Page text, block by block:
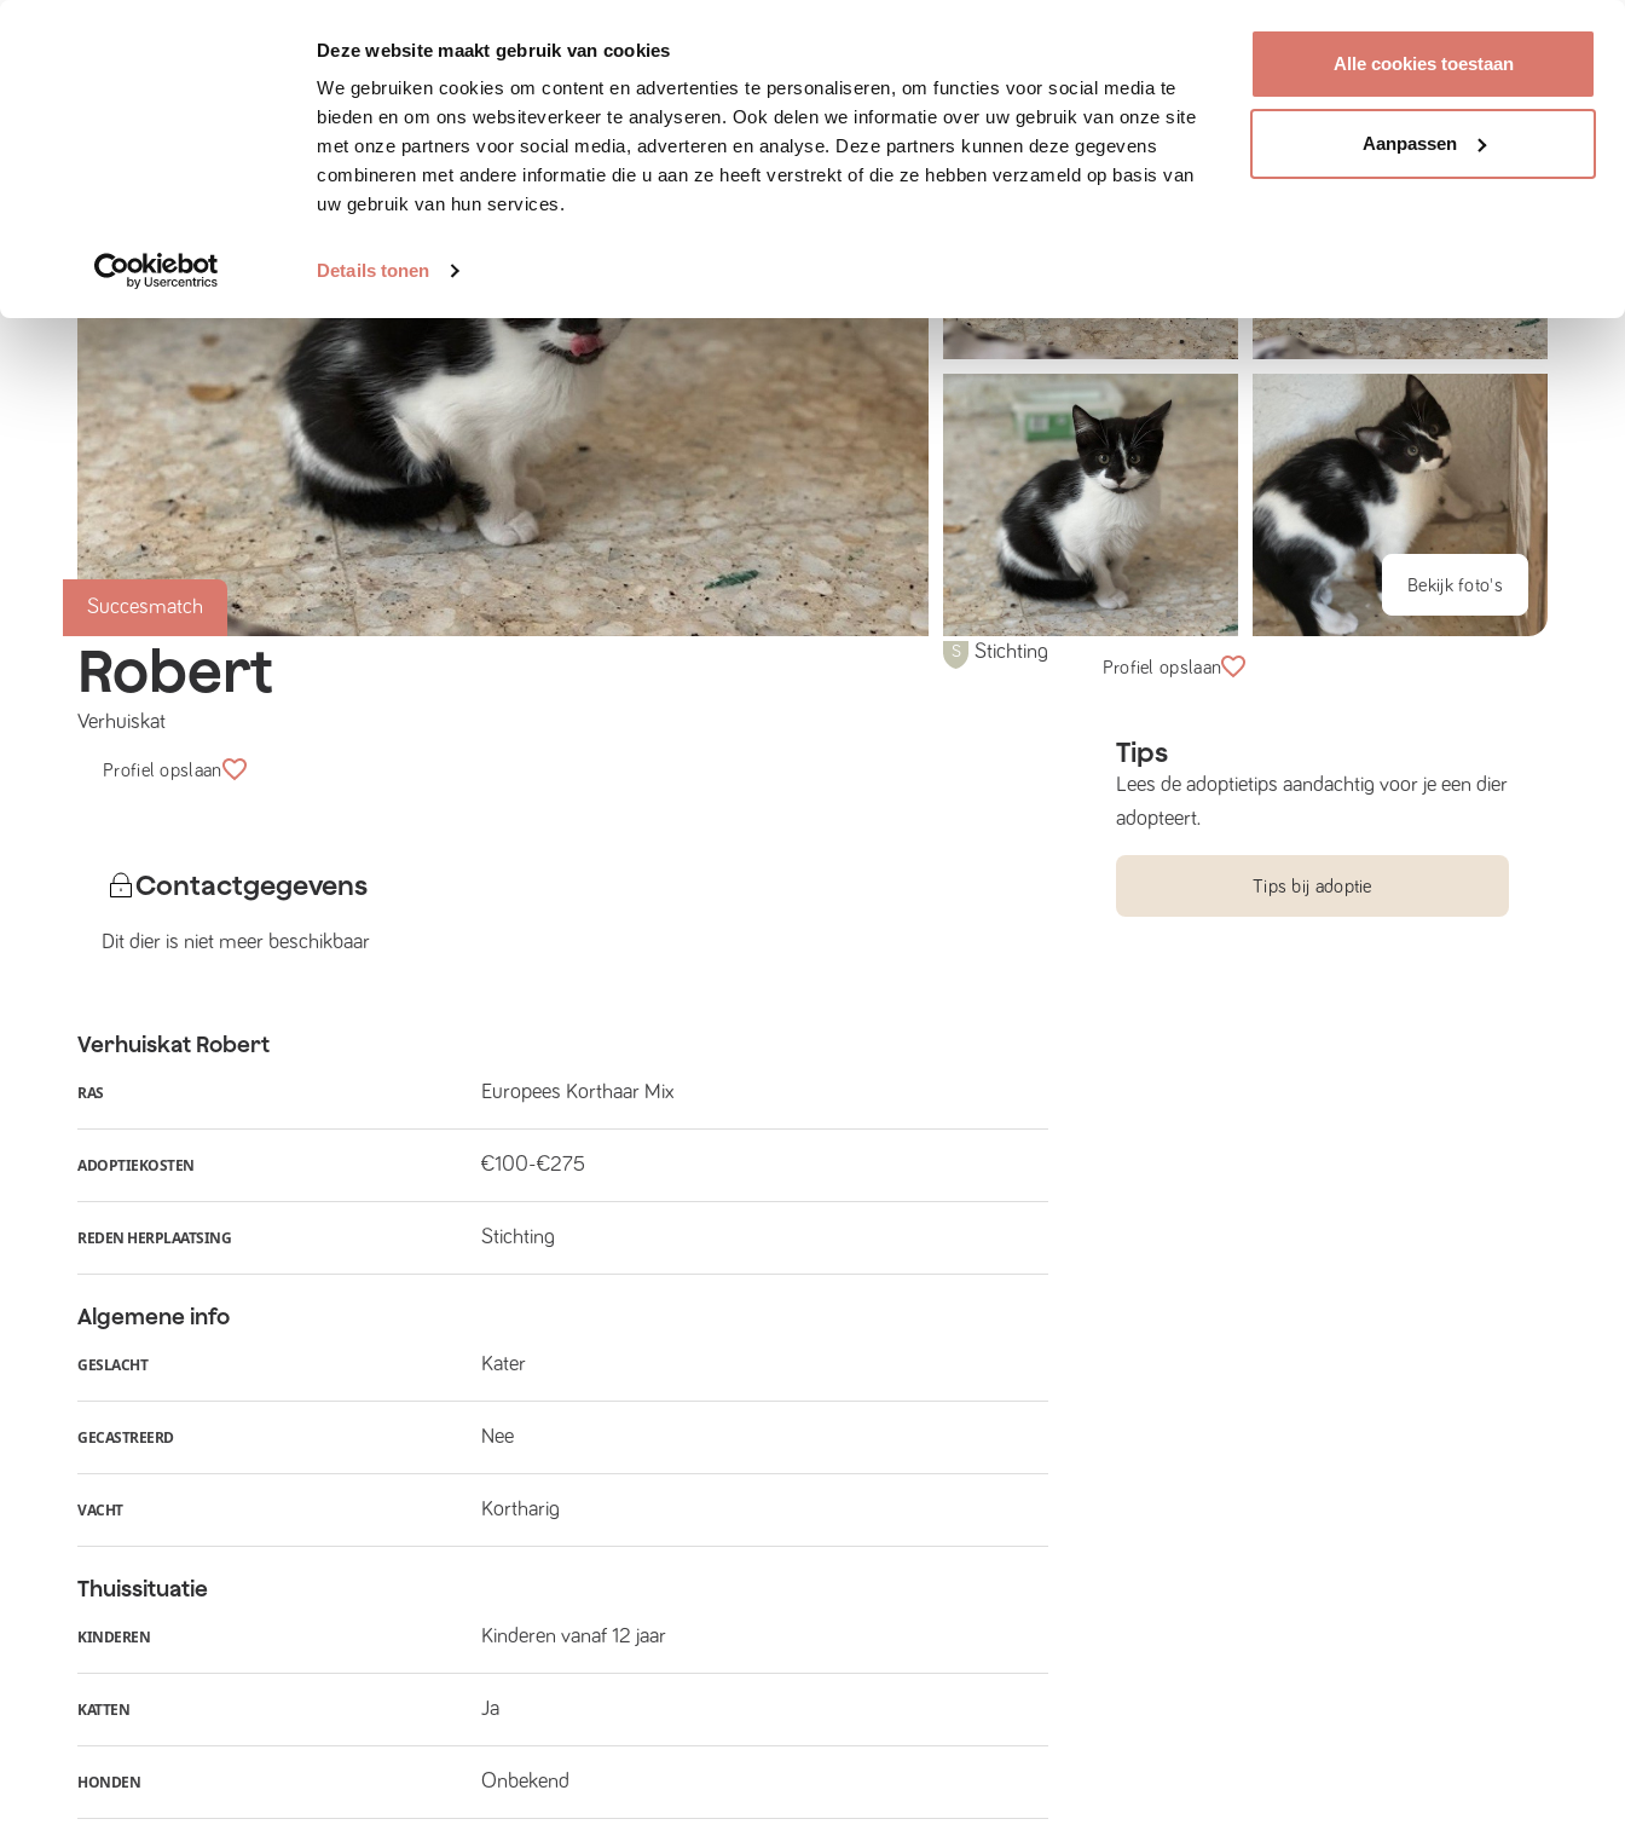
Deze website maakt gebruik van cookies
We gebruiken cookies om content en advertenties te personaliseren, om functies voor social media te
bieden en om ons websiteverkeer te analyseren. Ook delen we informatie over uw gebruik van onze site
met onze partners voor social media, adverteren en analyse. Deze partners kunnen deze gegevens
combineren met andere informatie die u aan ze heeft verstrekt of die ze hebben verzameld op basis van
uw gebruik van hun services.
Details tonen
Alle cookies toestaan
Aanpassen
Zoek huisdier Plaats huisdier Hoe werkt het?
Succesmatch
Bekijk foto's
Robert
Verhuiskat
Stichting
Profiel opslaan
Contactgegevens
Dit dier is niet meer beschikbaar
Verhuiskat Robert
RAS Europees Korthaar Mix
ADOPTIEKOSTEN €100-€275
REDEN HERPLAATSING Stichting
Algemene info
GESLACHT Kater
GECASTREERD Nee
VACHT Kortharig
Thuissituatie
KINDEREN Kinderen vanaf 12 jaar
KATTEN Ja
HONDEN Onbekend
Profiel opslaan
Tips
Lees de adoptietips aandachtig voor je een dier
adopteert.
Tips bij adoptie